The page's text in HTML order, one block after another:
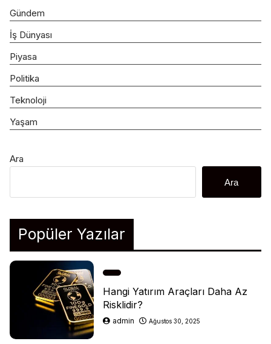
Gündem
İş Dünyası
Piyasa
Politika
Teknoloji
Yaşam
Ara
Ara
Popüler Yazılar
Hangi Yatırım Araçları Daha Az
Risklidir?
admin Ağustos 30, 2025